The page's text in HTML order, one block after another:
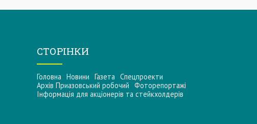
СТОРІНКИ
Головна Новини Газета Спецпроекти
Архів Приазовський робочий Фоторепортажі
Інформацiя для акцiонерiв та стейкхолдерiв